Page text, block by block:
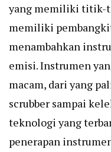
yang memiliki titik-
memiliki
menambahkan
emisi. Instrumen
macam, dari yang
scrubber sampai
teknologi yang
penerapan